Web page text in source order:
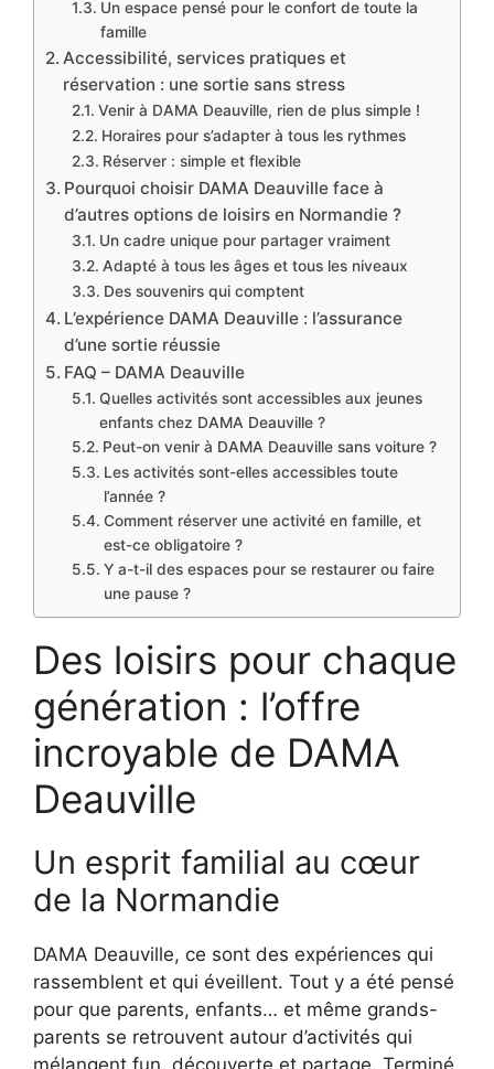
Un espace pensé pour le confort de toute la
famille
Accessibilité, services pratiques et
réservation : une sortie sans stress
Venir à DAMA Deauville, rien de plus simple !
Horaires pour s’adapter à tous les rythmes
Réserver : simple et flexible
Pourquoi choisir DAMA Deauville face à
d’autres options de loisirs en Normandie ?
Un cadre unique pour partager vraiment
Adapté à tous les âges et tous les niveaux
Des souvenirs qui comptent
L’expérience DAMA Deauville : l’assurance
d’une sortie réussie
FAQ – DAMA Deauville
Quelles activités sont accessibles aux jeunes
enfants chez DAMA Deauville ?
Peut-on venir à DAMA Deauville sans voiture ?
Les activités sont-elles accessibles toute
l’année ?
Comment réserver une activité en famille, et
est-ce obligatoire ?
Y a-t-il des espaces pour se restaurer ou faire
une pause ?
Des loisirs pour chaque
génération : l’offre
incroyable de DAMA
Deauville
Un esprit familial au cœur
de la Normandie
DAMA Deauville, ce sont des expériences qui
rassemblent et qui éveillent. Tout y a été pensé
pour que parents, enfants… et même grands-
parents se retrouvent autour d’activités qui
mélangent fun, découverte et partage. Terminé